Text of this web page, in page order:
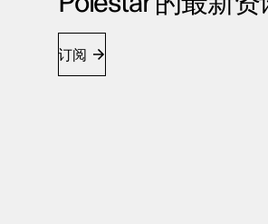
订阅